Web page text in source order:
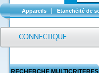
Appareils Etanchéité de
RECHERCHE MULTICRITERES